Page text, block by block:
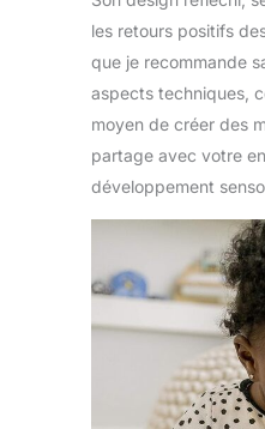
les retours positifs
que je recommande
aspects techniques,
moyen de créer des
partage avec votre
développement